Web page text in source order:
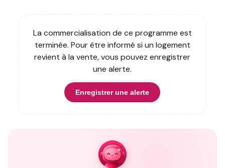
La commercialisation de ce programme est
terminée. Pour être informé si un logement
revient à la vente, vous pouvez enregistrer
une alerte.
Enregistrer une alerte